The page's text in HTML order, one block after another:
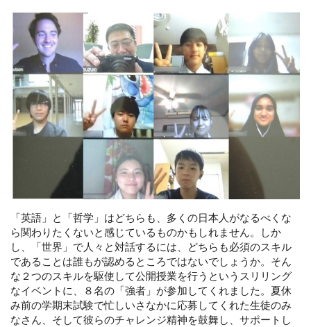
「英語」と「哲学」はどちらも、多くの日本人がなるべくな
ら関わりたくないと感じているものかもしれません。しか
し、「世界」で人々と対話するには、どちらも必須のスキル
であることは誰もが認めるところではないでしょうか。そん
な２つのスキルを駆使して公開授業を行うというスリリング
なイベントに、８名の「強者」が参加してくれました。夏休
み前の学期末試験で忙しいさなかに応募してくれた生徒のみ
なさん、そして彼らのチャレンジ精神を鼓舞し、サポートし